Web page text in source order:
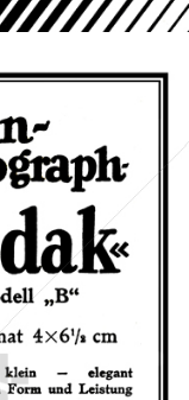
Bild-ID: 40877